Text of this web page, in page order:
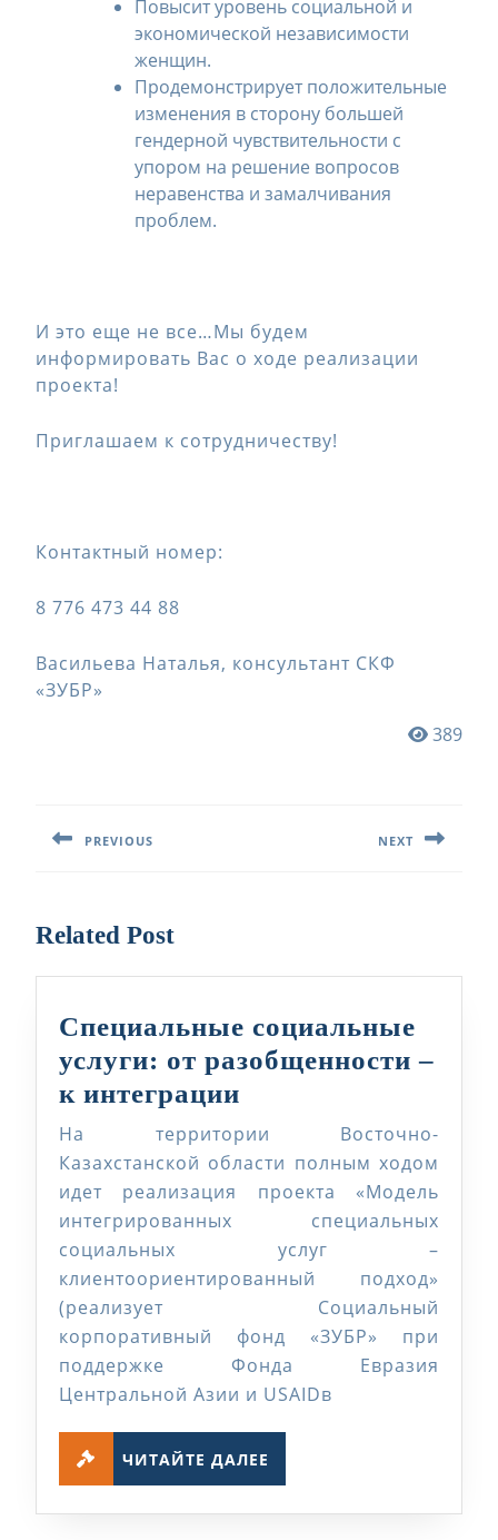
Повысит уровень социальной и
экономической независимости
женщин.
Продемонстрирует положительные
изменения в сторону большей
гендерной чувствительности с
упором на решение вопросов
неравенства и замалчивания
проблем.
И это еще не все…Мы будем
информировать Вас о ходе реализации
проекта!
Приглашаем к сотрудничеству!
Контактный номер:
8 776 473 44 88
Васильева Наталья, консультант СКФ
«ЗУБР»
389
записям
PREVIOUS NEXT
Related Post
Специальные социальные
услуги: от разобщенности –
к интеграции
социальные
услуги:
от
разобщенности
к
интеграции
На территории Восточно-
Казахстанской области полным ходом
идет реализация проекта «Модель
интегрированных специальных
социальных услуг –
клиентоориентированный подход»
(реализует Социальный
корпоративный фонд «ЗУБР» при
поддержке Фонда Евразия
Центральной Азии и USAIDв
ЧИТАЙТЕ ДАЛЕЕ